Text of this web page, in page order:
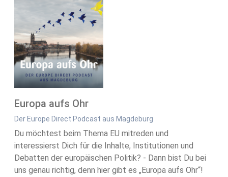
Europa aufs Ohr
Der Europe Direct Podcast aus Magdeburg
Du möchtest beim Thema EU mitreden und
interessierst Dich für die Inhalte, Institutionen und
Debatten der europäischen Politik? - Dann bist Du bei
uns genau richtig, denn hier gibt es „Europa aufs Ohr“!